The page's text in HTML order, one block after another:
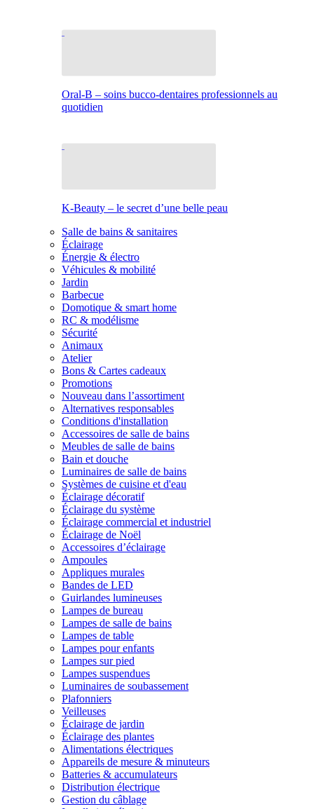
Oral-B – soins bucco-dentaires professionnels au
quotidien
K-Beauty – le secret d’une belle peau
Salle de bains & sanitaires
Éclairage
Énergie & électro
Véhicules & mobilité
Jardin
Barbecue
Domotique & smart home
RC & modélisme
Sécurité
Animaux
Atelier
Bons & Cartes cadeaux
Promotions
Nouveau dans l’assortiment
Alternatives responsables
Conditions d'installation
Accessoires de salle de bains
Meubles de salle de bains
Bain et douche
Luminaires de salle de bains
Systèmes de cuisine et d'eau
Éclairage décoratif
Éclairage du système
Éclairage commercial et industriel
Éclairage de Noël
Accessoires d’éclairage
Ampoules
Appliques murales
Bandes de LED
Guirlandes lumineuses
Lampes de bureau
Lampes de salle de bains
Lampes de table
Lampes pour enfants
Lampes sur pied
Lampes suspendues
Luminaires de soubassement
Plafonniers
Veilleuses
Éclairage de jardin
Éclairage des plantes
Alimentations électriques
Appareils de mesure & minuteurs
Batteries & accumulateurs
Distribution électrique
Gestion du câblage